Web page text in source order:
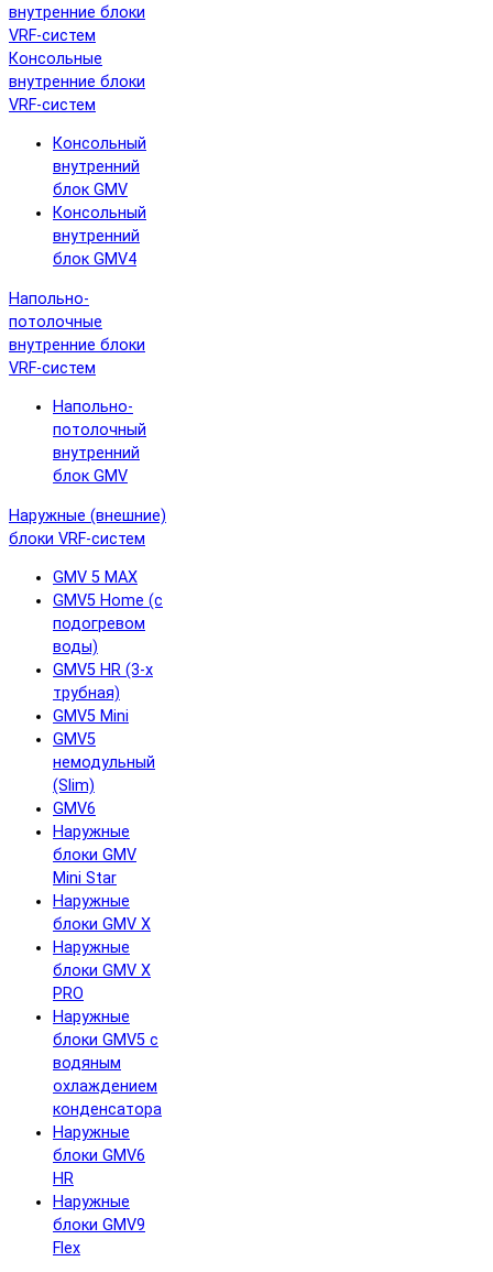
внутренние блоки
VRF-систем
Консольные
внутренние блоки
VRF-систем
Консольный
внутренний
блок GMV
Консольный
внутренний
блок GMV4
Напольно-
потолочные
внутренние блоки
VRF-систем
Напольно-
потолочный
внутренний
блок GMV
Наружные (внешние)
блоки VRF-систем
GMV 5 MAX
GMV5 Home (с
подогревом
воды)
GMV5 HR (3-х
трубная)
GMV5 Mini
GMV5
немодульный
(Slim)
GMV6
Наружные
блоки GMV
Mini Star
Наружные
блоки GMV X
Наружные
блоки GMV X
PRO
Наружные
блоки GMV5 с
водяным
охлаждением
конденсатора
Наружные
блоки GMV6
HR
Наружные
блоки GMV9
Flex